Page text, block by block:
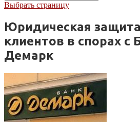
Выбрать страницу
Юридическая
клиентов в спорах с
Демарк